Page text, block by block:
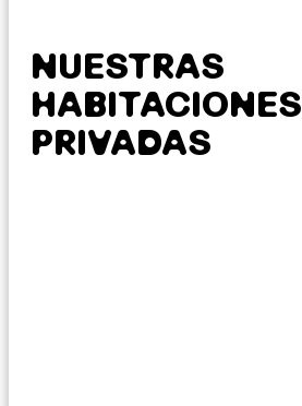
NUESTRAS
HABITACIONES
PRIVADAS